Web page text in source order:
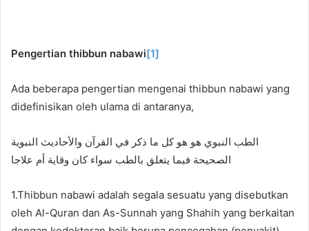
Pengertian thibbun nabawi[1]
Ada beberapa pengertian mengenai thibbun nabawi yang
didefinisikan oleh ulama di antaranya,
الطب النبوي هو هو كل ما ذكر في القرآن والأحاديث النبوية
الصحيحة فيما يتعلق بالطب سواء كان وقاية أم علاجا
1.Thibbun nabawi adalah segala sesuatu yang disebutkan
oleh Al-Quran dan As-Sunnah yang Shahih yang berkaitan